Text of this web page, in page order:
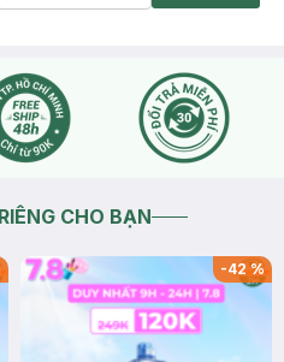
CHO BẠN
-42%